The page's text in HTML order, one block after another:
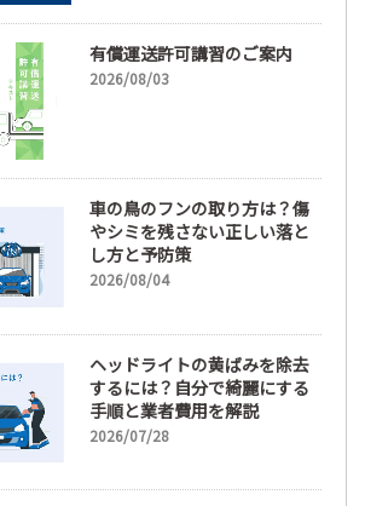
有償運送許可講習のご案内
2026/08/03
車の鳥のフンの取り方は？傷
やシミを残さない正しい落と
し方と予防策
2026/08/04
ヘッドライトの黄ばみを除去
するには？自分で綺麗にする
手順と業者費用を解説
2026/07/28